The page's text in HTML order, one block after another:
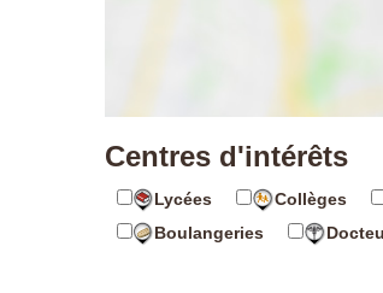
Centres d'intérêts
Lycées Collèges
Boulangeries